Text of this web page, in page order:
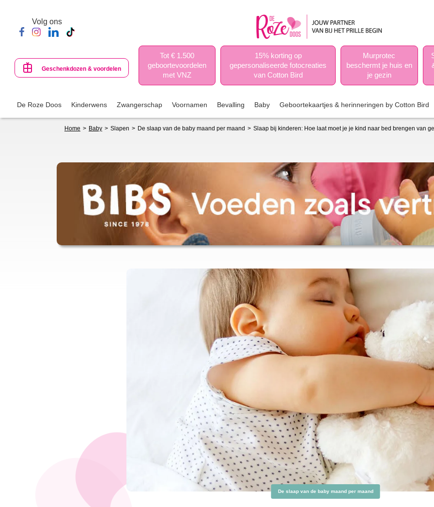
content
Volg ons
Geschenkdozen & voordelen
Tot € 1.500
geboortevoordelen
met VNZ
15% korting op
gepersonaliseerde fotocreaties
van Cotton Bird
Murprotec
beschermt je huis en
je gezin
De Roze Doos Kinderwens Zwangerschap Voornamen Bevalling Baby Geboortekaartjes & herinneringen by Cotton Bird
Home Baby Slapen De slaap van de baby maand per maand Slaap bij kinderen: Hoe laat moet je je kind naar bed brengen van
De slaap van de baby maand per maand